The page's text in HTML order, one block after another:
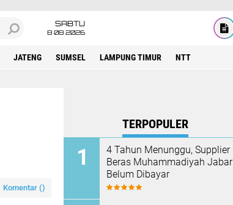
SABTU
8 08 2026
JATENG SUMSEL LAMPUNG TIMUR NTT
Komentar ()
TERPOPULER
4 Tahun Menunggu, Supplier
Beras Muhammadiyah Jabar
Belum Dibayar